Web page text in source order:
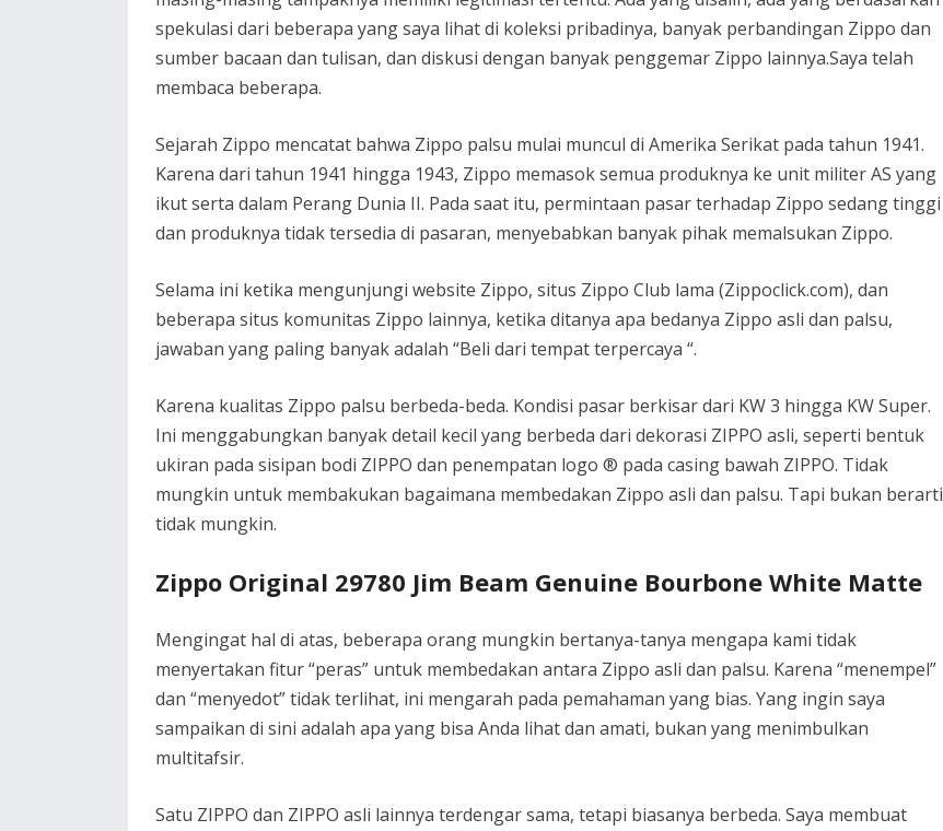
spekulasi dari beberapa yang saya lihat di koleksi pribadinya, banyak perbandingan Zippo dan
sumber bacaan dan tulisan, dan diskusi dengan banyak penggemar Zippo lainnya.Saya telah
membaca beberapa.
Sejarah Zippo mencatat bahwa Zippo palsu mulai muncul di Amerika Serikat pada tahun 1941.
Karena dari tahun 1941 hingga 1943, Zippo memasok semua produknya ke unit militer AS yang
ikut serta dalam Perang Dunia II. Pada saat itu, permintaan pasar terhadap Zippo sedang tinggi
dan produknya tidak tersedia di pasaran, menyebabkan banyak pihak memalsukan Zippo.
Selama ini ketika mengunjungi website Zippo, situs Zippo Club lama (Zippoclick.com), dan
beberapa situs komunitas Zippo lainnya, ketika ditanya apa bedanya Zippo asli dan palsu,
jawaban yang paling banyak adalah “Beli dari tempat terpercaya “.
Karena kualitas Zippo palsu berbeda-beda. Kondisi pasar berkisar dari KW 3 hingga KW Super.
Ini menggabungkan banyak detail kecil yang berbeda dari dekorasi ZIPPO asli, seperti bentuk
ukiran pada sisipan bodi ZIPPO dan penempatan logo ® pada casing bawah ZIPPO. Tidak
mungkin untuk membakukan bagaimana membedakan Zippo asli dan palsu. Tapi bukan berarti
tidak mungkin.
Zippo Original 29780 Jim Beam Genuine Bourbone White Matte
Mengingat hal di atas, beberapa orang mungkin bertanya-tanya mengapa kami tidak
menyertakan fitur “peras” untuk membedakan antara Zippo asli dan palsu. Karena “menempel”
dan “menyedot” tidak terlihat, ini mengarah pada pemahaman yang bias. Yang ingin saya
sampaikan di sini adalah apa yang bisa Anda lihat dan amati, bukan yang menimbulkan
multitafsir.
Satu ZIPPO dan ZIPPO asli lainnya terdengar sama, tetapi biasanya berbeda. Saya membuat